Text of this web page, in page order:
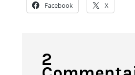
Facebook X
2